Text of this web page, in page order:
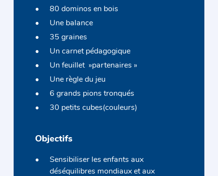
80 dominos en bois
Une balance
35 graines
Un carnet pédagogique
Un feuillet »partenaires »
Une règle du jeu
6 grands pions tronqués
30 petits cubes(couleurs)
Objectifs
Sensibiliser les enfants aux
déséquilibres mondiaux et aux